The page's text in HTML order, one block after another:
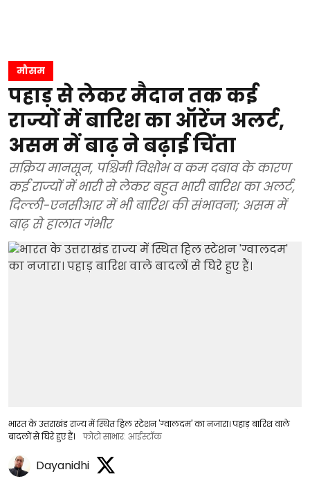
मौसम
पहाड़ से लेकर मैदान तक कई
राज्यों में बारिश का ऑरेंज अलर्ट,
असम में बाढ़ ने बढ़ाई चिंता
सक्रिय मानसून, पश्चिमी विक्षोभ व कम दबाव के कारण
कई राज्यों में भारी से लेकर बहुत भारी बारिश का अलर्ट,
दिल्ली-एनसीआर में भी बारिश की संभावना; असम में
बाढ़ से हालात गंभीर
भारत के उत्तराखंड राज्य में स्थित हिल स्टेशन 'ग्वालदम' का नजारा। पहाड़ बारिश वाले
बादलों से घिरे हुए हैं।
फोटो साभार: आईस्टॉक
Dayanidhi